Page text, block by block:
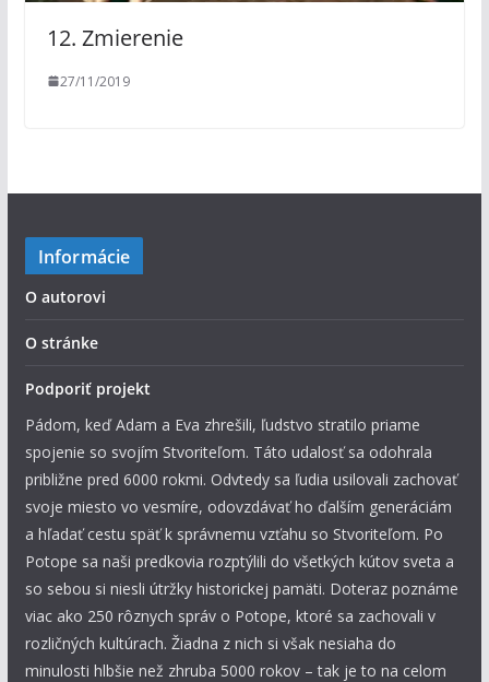
12. Zmierenie
27/11/2019
Informácie
O autorovi
O stránke
Podporiť projekt
Pádom, keď Adam a Eva zhrešili, ľudstvo stratilo priame
spojenie so svojím Stvoriteľom. Táto udalosť sa odohrala
približne pred 6000 rokmi. Odvtedy sa ľudia usilovali zachovať
svoje miesto vo vesmíre, odovzdávať ho ďalším generáciám
a hľadať cestu späť k správnemu vzťahu so Stvoriteľom. Po
Potope sa naši predkovia rozptýlili do všetkých kútov sveta a
so sebou si niesli útržky historickej pamäti. Doteraz poznáme
viac ako 250 rôznych správ o Potope, ktoré sa zachovali v
rozličných kultúrach. Žiadna z nich si však nesiaha do
minulosti hlbšie než zhruba 5000 rokov – tak je to na celom